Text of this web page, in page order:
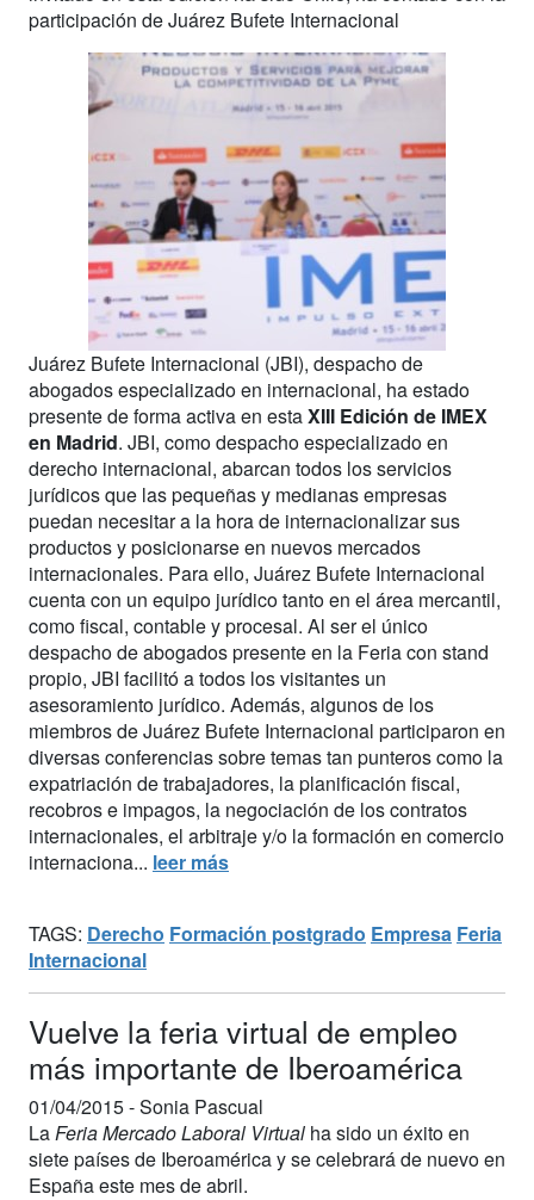
participación de Juárez Bufete Internacional
Juárez Bufete Internacional (JBI), despacho de
abogados especializado en internacional, ha estado
presente de forma activa en estaXIII Edición de IMEX
en Madrid. JBI, como despacho especializado en
derecho internacional, abarcan todos los servicios
jurídicos que las pequeñas y medianas empresas
puedan necesitar a la hora de internacionalizar sus
productos y posicionarse en nuevos mercados
internacionales. Para ello, Juárez Bufete Internacional
cuenta con un equipo jurídico tanto en el área mercantil,
como fiscal, contable y procesal. Al ser el único
despacho de abogados presente en la Feria con stand
propio, JBI facilitó a todos los visitantes un
asesoramiento jurídico. Además, algunos de los
miembros de Juárez Bufete Internacional participaron en
diversas conferencias sobre temas tan punteros como la
expatriación de trabajadores, la planificación fiscal,
recobros e impagos, la negociación de los contratos
internacionales, el arbitraje y/o la formación en comercio
internaciona... leer más
TAGS: Derecho Formación postgrado Empresa Feria
Internacional
Vuelve la feria virtual de empleo
más importante de Iberoamérica
01/04/2015 -Sonia Pascual
La Feria Mercado Laboral Virtual ha sido un éxito en
siete países de Iberoamérica y se celebrará de nuevo en
España este mes de abril.